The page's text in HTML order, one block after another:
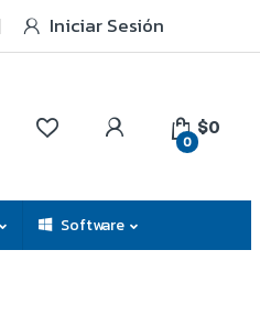
Iniciar Sesión
0
$0
Software